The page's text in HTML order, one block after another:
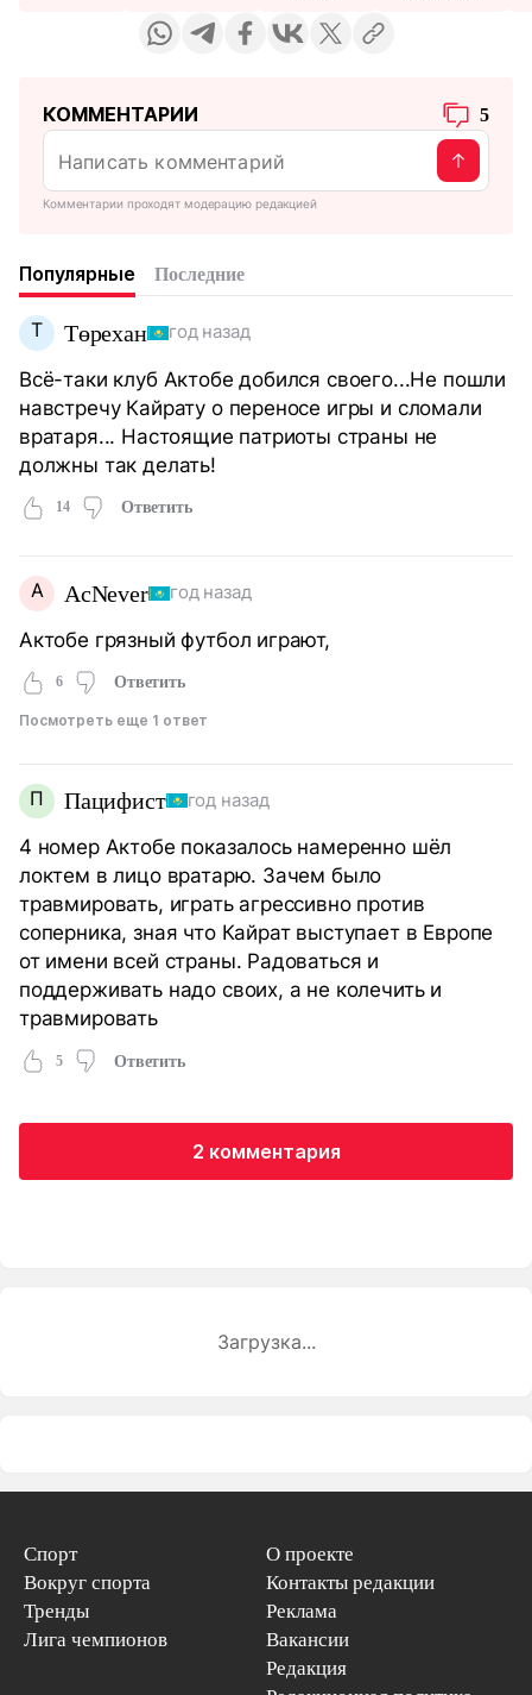
КОММЕНТАРИИ 5
Комментарии проходят модерацию редакцией
Популярные Последние
Т Төрехан год назад
Всё-таки клуб Актобе добился своего...Не пошли
навстречу Кайрату о переносе игры и сломали
вратаря... Настоящие патриоты страны не
должны так делать!
14 Ответить
A AcNever год назад
Актобе грязный футбол играют,
6 Ответить
Посмотреть еще 1 ответ
П Пацифист год назад
4 номер Актобе показалось намеренно шёл
локтем в лицо вратарю. Зачем было
травмировать, играть агрессивно против
соперника, зная что Кайрат выступает в Европе
от имени всей страны. Радоваться и
поддерживать надо своих, а не колечить и
травмировать
5 Ответить
2 комментария
Загрузка...
Спорт
Вокруг спорта
Тренды
Лига чемпионов
О проекте
Контакты редакции
Реклама
Вакансии
Редакция